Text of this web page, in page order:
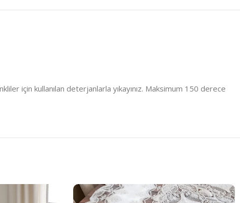
için kullanılan deterjanlarla yıkayınız. Maksimum 150 derece